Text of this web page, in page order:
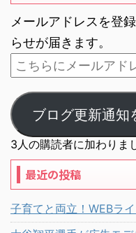
メールアドレスを登
らせが届きます。
ブログ更新通知
3人の購読者に加わりま
最近の投稿
子育てと両立！WEBラ